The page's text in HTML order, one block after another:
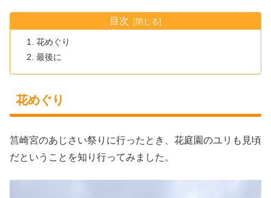
目次
花めぐり
最後に
花めぐり
筥崎宮のあじさい祭りに行ったとき、花庭園のユリも見頃
だということを知り行ってみました。